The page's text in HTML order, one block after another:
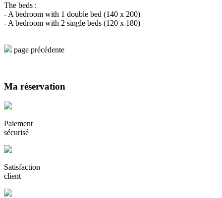
The beds :
- A bedroom with 1 double bed (140 x 200)
- A bedroom with 2 single beds (120 x 180)
page précédente
Ma réservation
Paiement
sécurisé
Satisfaction
client